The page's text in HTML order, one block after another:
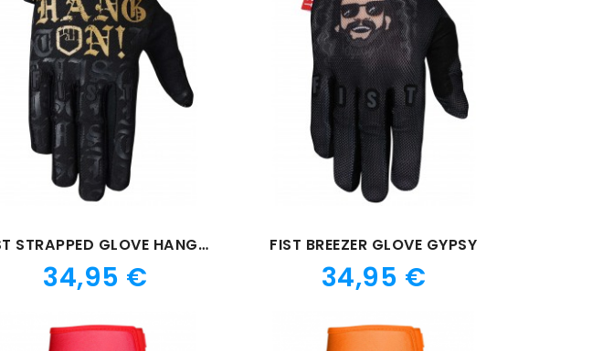
FIST STRAPPED GLOVE HANG ON
Prix
34,95 €
FIST BREEZER GLOVE GYPSY
Prix
34,95 €